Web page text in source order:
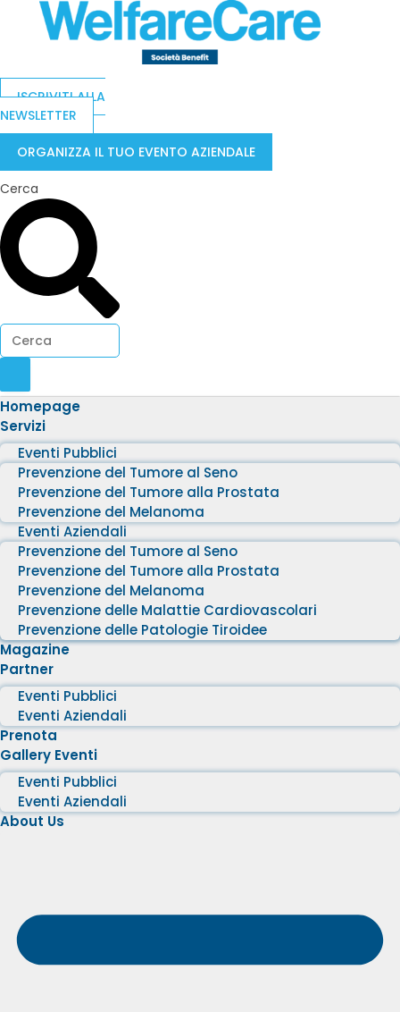
ISCRIVITI ALLA
NEWSLETTER
ORGANIZZA IL TUO EVENTO AZIENDALE
Cerca
Homepage
Servizi
Eventi Pubblici
Prevenzione del Tumore al Seno
Prevenzione del Tumore alla Prostata
Prevenzione del Melanoma
Eventi Aziendali
Prevenzione del Tumore al Seno
Prevenzione del Tumore alla Prostata
Prevenzione del Melanoma
Prevenzione delle Malattie Cardiovascolari
Prevenzione delle Patologie Tiroidee
Magazine
Partner
Eventi Pubblici
Eventi Aziendali
Prenota
Gallery Eventi
Eventi Pubblici
Eventi Aziendali
About Us